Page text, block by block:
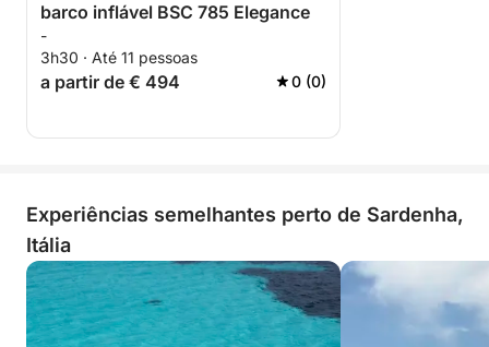
barco inflável BSC 785 Elegance
-
3h30 · Até 11 pessoas
a partir de € 494 0 (0)
Experiências semelhantes perto de Sardenha,
Itália